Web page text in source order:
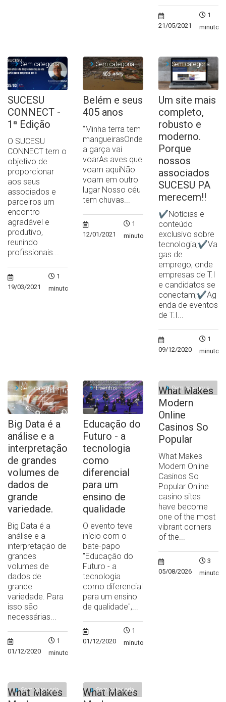
21/05/2021
1
minuto
Sem categoria
SUCESU
CONNECT -
1ª Edição
O SUCESU
CONNECT tem o
objetivo de
proporcionar
aos seus
associados e
parceiros um
encontro
agradável e
produtivo,
reunindo
profissionais...
19/03/2021
1
minuto
Sem categoria
Belém e seus
405 anos
“Minha terra tem
mangueirasOnde
a garça vai
voarAs aves que
voam aquiNão
voam em outro
lugar Nosso céu
tem chuvas...
12/01/2021
1
minuto
Sem categoria
Um site mais
completo,
robusto e
moderno.
Porque
nossos
associados
SUCESU PA
merecem!!
✔Notícias e
conteúdo
exclusivo sobre
tecnologia;✔Va
gas de
emprego, onde
empresas de T.I
e candidatos se
conectam;✔Ag
enda de eventos
de T.I...
09/12/2020
1
minuto
Sem categoria
Big Data é a
análise e a
interpretação
de grandes
volumes de
dados de
grande
variedade.
Big Data é a
análise e a
interpretação de
grandes
volumes de
dados de
grande
variedade. Para
isso são
necessárias...
01/12/2020
1
minuto
Eventos
Educação do
Futuro - a
tecnologia
como
diferencial
para um
ensino de
qualidade
O evento teve
início com o
bate-papo
"Educação do
Futuro - a
tecnologia
como diferencial
para um ensino
de qualidade",...
01/12/2020
1
minuto
Sem categoria
What Makes
Modern
Online
Casinos So
Popular
What Makes
Modern Online
Casinos So
Popular Online
casino sites
have become
one of the most
vibrant corners
of the...
05/08/2026
3
minutos
Sem categoria
What Makes
Sem categoria
What Makes